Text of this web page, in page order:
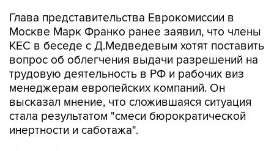
КЕС в беседе с Д.Медведевым хотят поставить
вопрос об облегчения выдачи разрешений на
трудовую деятельность в РФ и рабочих виз
менеджерам европейских компаний. Он
высказал мнение, что сложившаяся ситуация
стала результатом "смеси бюрократической
инертности и саботажа".
Со своей стороны, посол